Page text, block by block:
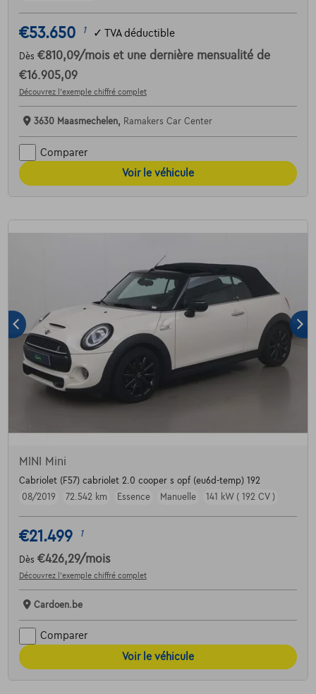
€53.650 1 ✓ TVA déductible
Dès €810,09/mois et une dernière mensualité de
€16.905,09
Découvrez l’exemple chiffré complet
3630 Maasmechelen, Ramakers Car Center
Comparer
Voir le véhicule
MINI Mini
Cabriolet (F57) cabriolet 2.0 cooper s opf (eu6d-temp) 192
08/2019
72.542 km Essence Manuelle 141 kW ( 192 CV )
€21.499 1
Dès €426,29/mois
Découvrez l’exemple chiffré complet
Cardoen.be
Comparer
Voir le véhicule